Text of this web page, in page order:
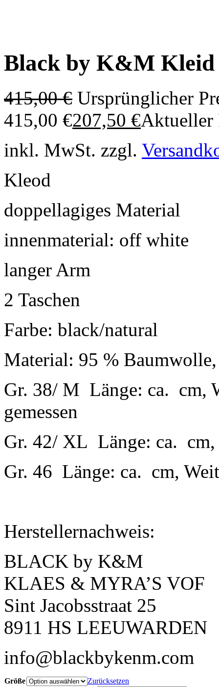
Black by K&M Kleid
415,00€ Ursprünglicher
415,00 €207,50 €Aktueller
inkl. MwSt. zzgl.
Kleod
doppellagiges Material
innenmaterial: off white
langer Arm
2 Taschen
Farbe: black/natural
Material: 95 %
Gr. 38/ M Länge: ca. cm,
gemessen
Gr. 42/ XL Länge: ca. cm,
Gr. 46 Länge: ca. cm,
Herstellernachweis:
BLACK by K&M
KLAES & MYRA’S VOF
Sint Jacobsstraat 25
8911 HS LEEUWARDEN
info@blackbykenm.com
Größe
Zurücksetzen